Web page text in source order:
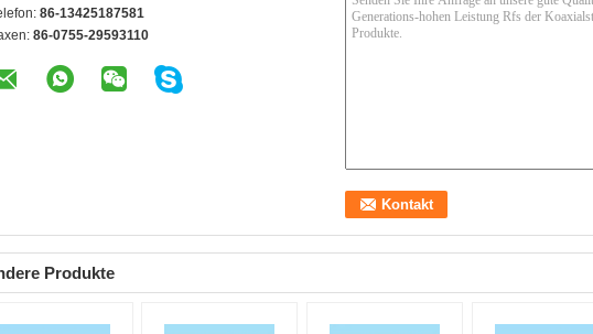
86-13425187581
86-0755-29593110
Produkte